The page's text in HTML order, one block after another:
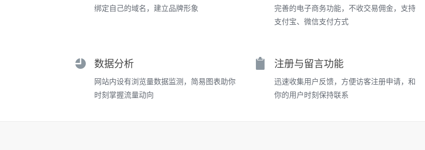
绑定自己的域名，建立品牌形象
完善的电子商务功能，不收交易佣金，支持
支付宝、微信支付方式
数据分析
网站内设有浏览量数据监测，简易图表助你
时刻掌握流量动向
注册与留言功能
迅速收集用户反馈，方便访客注册申请，和
你的用户时刻保持联系